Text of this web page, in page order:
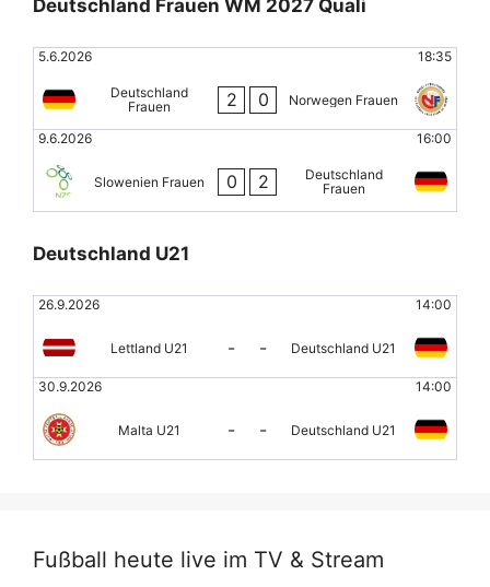
Deutschland Frauen WM 2027 Quali
5.6.2026 18:35
Deutschland
Frauen
2 0 Norwegen Frauen
9.6.2026 16:00
Slowenien Frauen 0 2
Deutschland
Frauen
Deutschland U21
26.9.2026 14:00
Lettland U21 - - Deutschland U21
30.9.2026 14:00
Malta U21 - - Deutschland U21
Fußball heute live im TV & Stream